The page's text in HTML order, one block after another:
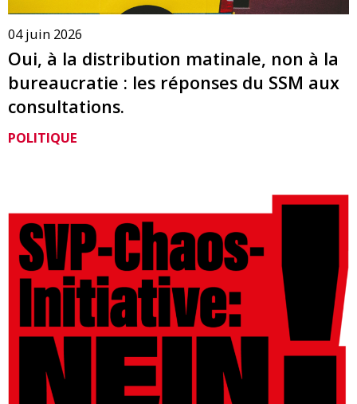
04 juin 2026
Oui, à la distribution matinale, non à la
bureaucratie : les réponses du SSM aux
consultations.
POLITIQUE